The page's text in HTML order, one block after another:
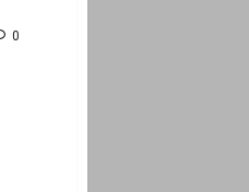
0